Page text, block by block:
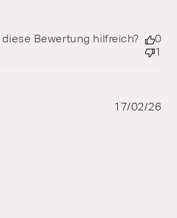
diese Bewertung hilfreich?
0
1
17/02/26